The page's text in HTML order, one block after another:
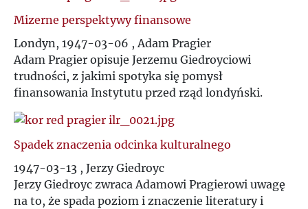
Mizerne perspektywy finansowe
Londyn, 1947-03-06 , Adam Pragier
Adam Pragier opisuje Jerzemu Giedroyciowi
trudności, z jakimi spotyka się pomysł
finansowania Instytutu przed rząd londyński.
Spadek znaczenia odcinka kulturalnego
1947-03-13 , Jerzy Giedroyc
Jerzy Giedroyc zwraca Adamowi Pragierowi uwagę
na to, że spada poziom i znaczenie literatury i